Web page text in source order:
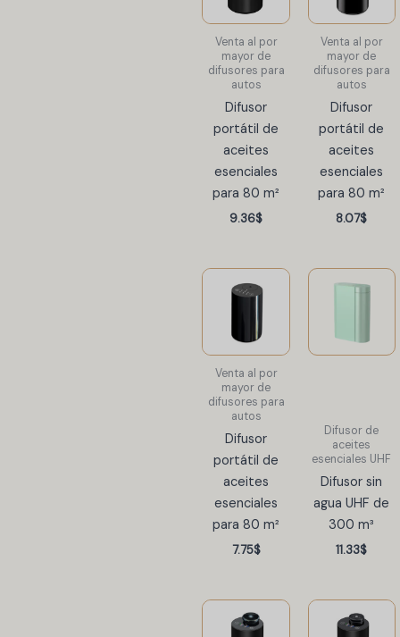
Venta al por
mayor de
difusores para
autos
Difusor
portátil de
aceites
esenciales
para 80 m²
9.36$
Venta al por
mayor de
difusores para
autos
Difusor
portátil de
aceites
esenciales
para 80 m²
8.07$
Venta al por
mayor de
difusores para
autos
Difusor
portátil de
aceites
esenciales
para 80 m²
7.75$
Difusor de
aceites
esenciales UHF
Difusor sin
agua UHF de
300 m³
11.33$